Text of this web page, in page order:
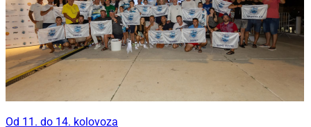
Od 11. do 14. kolovoza